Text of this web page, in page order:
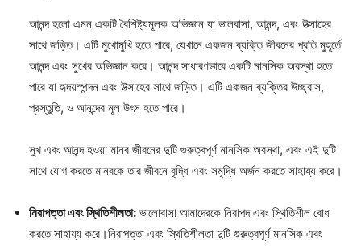
আনন্দ হলো এমন একটি বৈশিষ্ট্যমূলক অভিজ্ঞান যা ভালবাসা, আনন্দ, এবং উত্সাহের
সাথে জড়িত। এটি মুখোমুখি হতে পারে, যেখানে একজন ব্যক্তি জীবনের প্রতি মুহূর্তে
আনন্দ এবং সুখের অভিজ্ঞান করে। আনন্দ সাধারণভাবে একটি মানসিক অবস্থা হতে
পারে যা হৃদয়স্পন্দন এবং উত্সাহের সাথে জড়িত। এটি একজন ব্যক্তির উচ্ছ্বাস,
প্রস্তুতি, ও আনন্দের মূল উৎস হতে পারে।
সুখ এবং আনন্দ হওয়া মানব জীবনের দুটি গুরুত্বপূর্ণ মানসিক অবস্থা, এবং এই দুটি
সাথে যোগ করতে মানবকে তার জীবনে বৃদ্ধি এবং সমৃদ্ধি অর্জন করতে সাহায্য করে।
নিরাপত্তা এবং স্থিতিশীলতা: ভালোবাসা আমাদেরকে নিরাপদ এবং স্থিতিশীল বোধ
করতে সাহায্য করে।নিরাপত্তা এবং স্থিতিশীলতা দুটি গুরুত্বপূর্ণ মানসিক এবং